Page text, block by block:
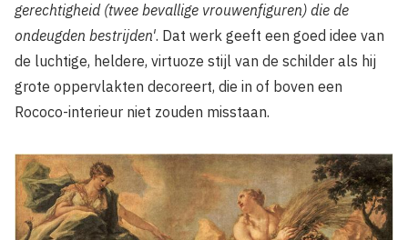
gerechtigheid (twee bevallige vrouwenfiguren) die de
ondeugden bestrijden'. Dat werk geeft een goed idee van
de luchtige, heldere, virtuoze stijl van de schilder als hij
grote oppervlakten decoreert, die in of boven een
Rococo-interieur niet zouden misstaan.